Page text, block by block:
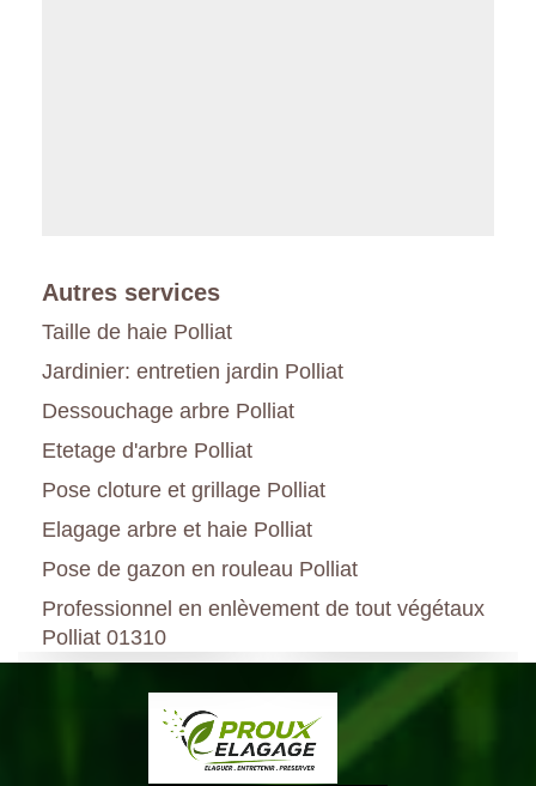
Autres services
Taille de haie Polliat
Jardinier: entretien jardin Polliat
Dessouchage arbre Polliat
Etetage d'arbre Polliat
Pose cloture et grillage Polliat
Elagage arbre et haie Polliat
Pose de gazon en rouleau Polliat
Professionnel en enlèvement de tout végétaux
Polliat 01310